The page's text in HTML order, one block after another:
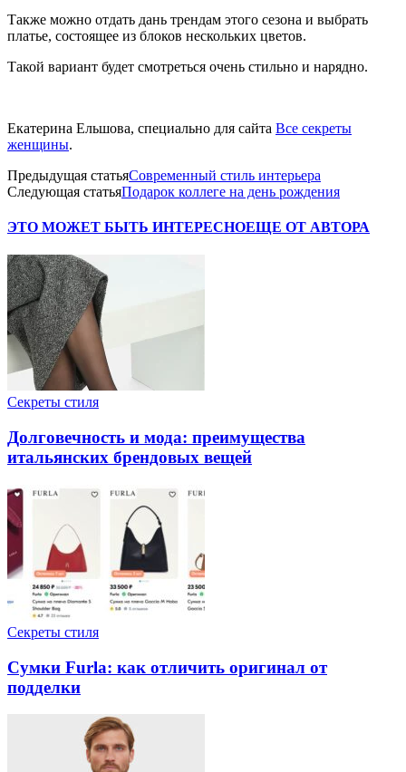
Также можно отдать дань трендам этого сезона и выбрать
платье, состоящее из блоков нескольких цветов.
Такой вариант будет смотреться очень стильно и нарядно.
Екатерина Ельшова, специально для сайта Все секреты
женщины.
Предыдущая статьяСовременный стиль интерьера
Следующая статьяПодарок коллеге на день рождения
ЭТО МОЖЕТ БЫТЬ ИНТЕРЕСНОЕЩЕ ОТ АВТОРА
Секреты стиля
Долговечность и мода: преимущества
итальянских брендовых вещей
Секреты стиля
Сумки Furla: как отличить оригинал от
подделки